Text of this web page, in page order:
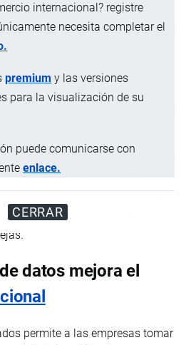
internacional? registre
necesita completar el
premium y las versiones
para la visualización de su
puede comunicarse con
enlace.
CERRAR
en un componente
que operan encomercio
la
de decisiones basada en
ventaja opcional para convertirse
global ha impulsado el uso de
permite recopilar, procesar y
de información en tiempo real,
y reduciendo errores en
datos mejora el
permite a las empresas tomar